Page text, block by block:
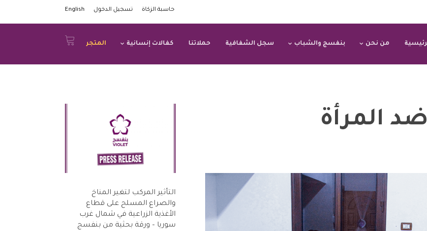
حاسبة الزكاة تسجيل الدخول English
من نحن بنفسج والشباب سجل الشفافية حملاتنا كفالات إنسانية المتجر
المرأة
التأثير المركب لتغير المناخ
والصراع المسلح على قطاع
الأغذية الزراعية في شمال غرب
سوريا – ورقة بحثية من بنفسج